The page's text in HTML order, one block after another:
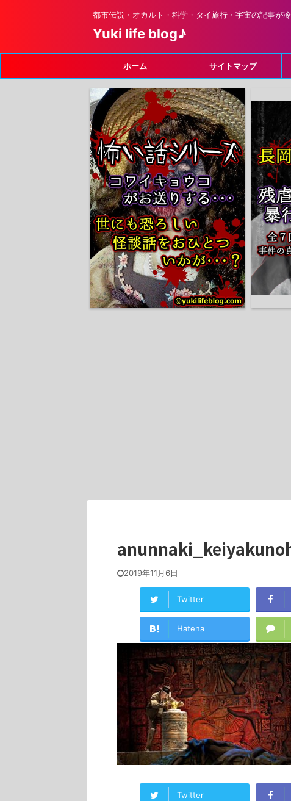
都市伝説・オカルト・科学・タイ旅行・宇宙の記事が
Yuki life blog♪
ホーム サイトマップ
2019年11月6日
Twitter
Hatena
Twitter